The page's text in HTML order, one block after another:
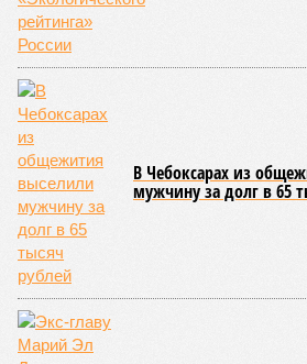
В настоящее время керешу
популярности. В 2024 году в столице
Чебоксары, на базе спортивной
торжественное открытие
единоборств «Керешу». площадка
условия для полноценной подготовки
высокого класса.
В том же году был проведён первый
чемпионат по керешу, участие в
сильнейшие борцы со всех районов
наглядно продемонстрировал
характер этого вида спорта.
Керешу включён в перечень